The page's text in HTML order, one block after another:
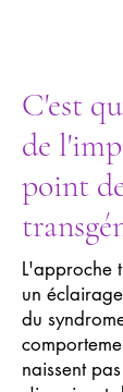
C'est
de
point
L'approche
un
du
naissent